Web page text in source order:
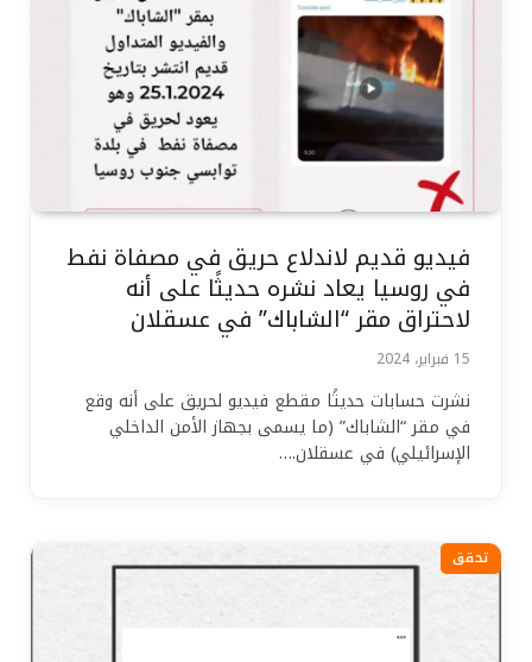
فيديو قديم لاندلاع حريق في مصفاة نفط
في روسيا يعاد نشره حديثًا على أنه
لاحتراق مقر “الشاباك” في عسقلان
15 فبراير، 2024
نشرت حسابات حديثًا مقطع فيديو لحريق على أنه وقع
في مقر “الشاباك” (ما يسمى بجهاز الأمن الداخلي
الإسرائيلي) في عسقلان.…
تحقق